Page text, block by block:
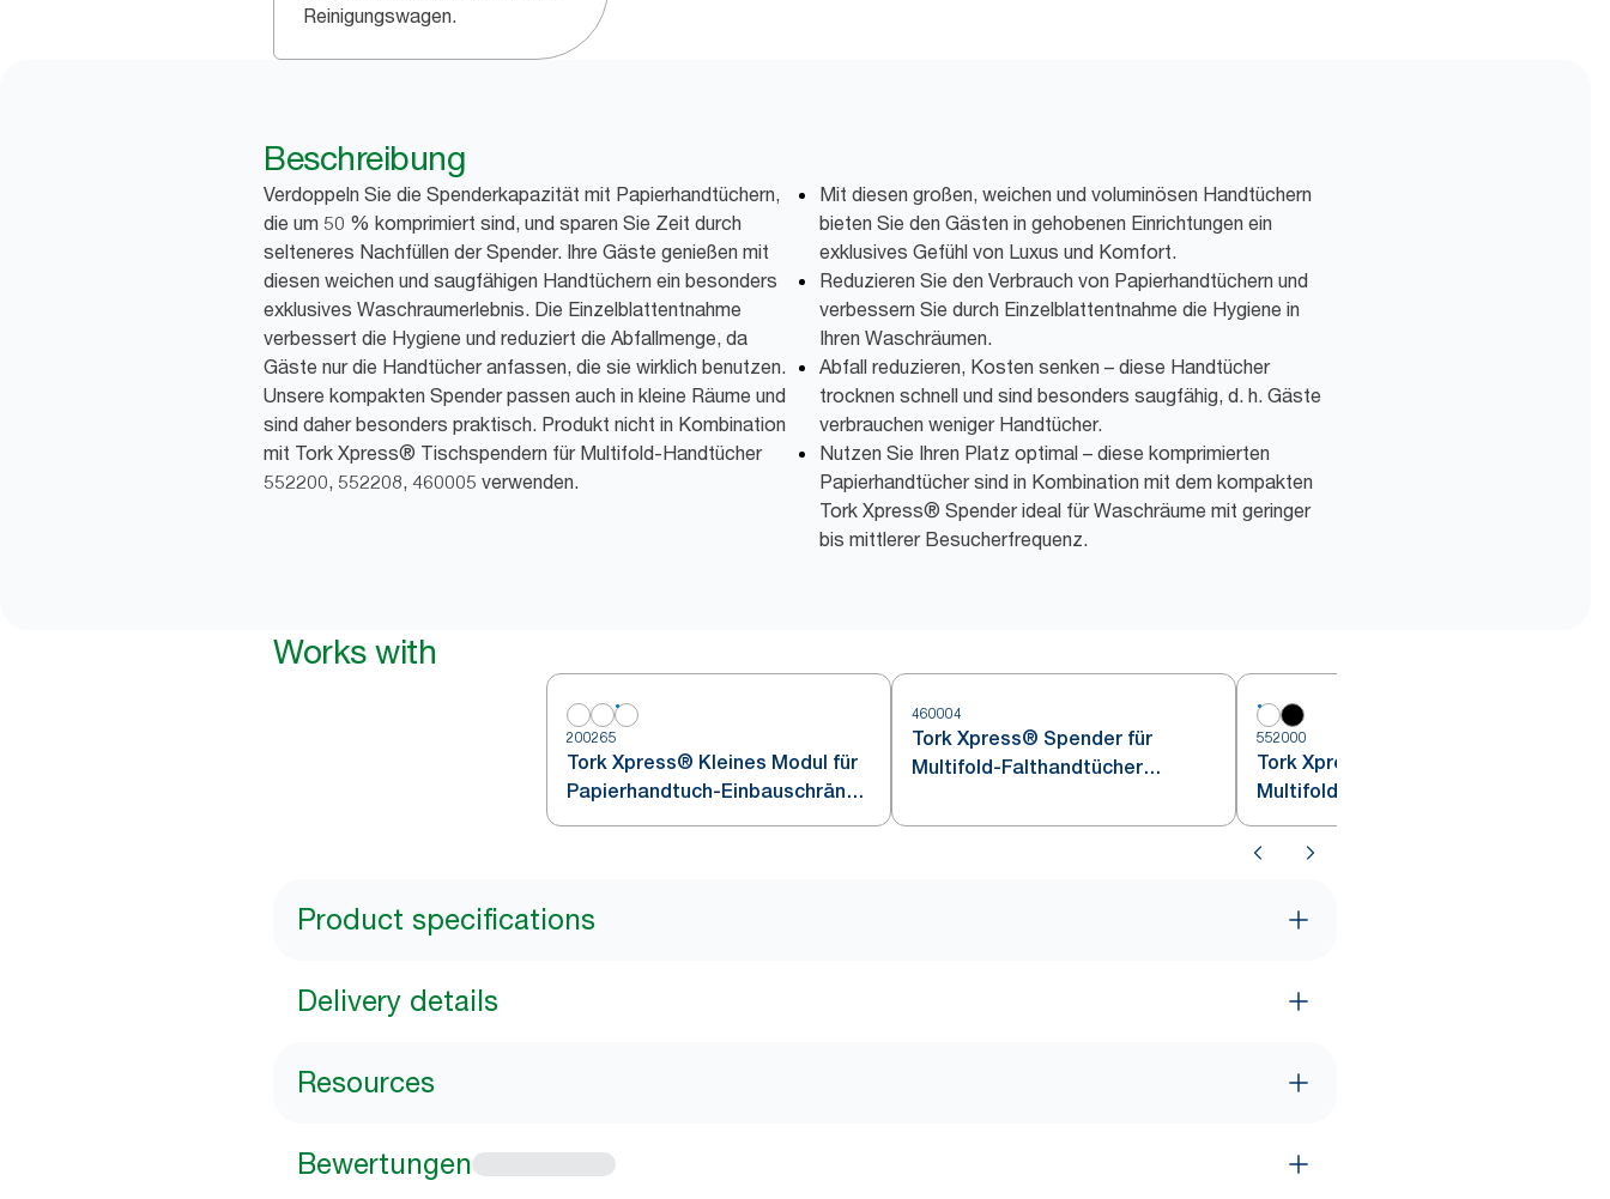
Reinigungswagen.
Beschreibung
Verdoppeln Sie die Spenderkapazität mit Papierhandtüchern,
die um 50 % komprimiert sind, und sparen Sie Zeit durch
selteneres Nachfüllen der Spender. Ihre Gäste genießen mit
diesen weichen und saugfähigen Handtüchern ein besonders
exklusives Waschraumerlebnis. Die Einzelblattentnahme
verbessert die Hygiene und reduziert die Abfallmenge, da
Gäste nur die Handtücher anfassen, die sie wirklich benutzen.
Unsere kompakten Spender passen auch in kleine Räume und
sind daher besonders praktisch. Produkt nicht in Kombination
mit Tork Xpress® Tischspendern für Multifold-Handtücher
552200, 552208, 460005 verwenden.
Mit diesen großen, weichen und voluminösen Handtüchern
bieten Sie den Gästen in gehobenen Einrichtungen ein
exklusives Gefühl von Luxus und Komfort.
Reduzieren Sie den Verbrauch von Papierhandtüchern und
verbessern Sie durch Einzelblattentnahme die Hygiene in
Ihren Waschräumen.
Abfall reduzieren, Kosten senken – diese Handtücher
trocknen schnell und sind besonders saugfähig, d. h. Gäste
verbrauchen weniger Handtücher.
Nutzen Sie Ihren Platz optimal – diese komprimierten
Papierhandtücher sind in Kombination mit dem kompakten
Tork Xpress® Spender ideal für Waschräume mit geringer
bis mittlerer Besucherfrequenz.
Works with
200265
Tork Xpress® Kleines Modul für
Papierhandtuch-Einbauschränke
Weiß H2
460004
Tork Xpress® Spender für
Multifold-Falthandtücher
552000
Tork Xpress® Spender für
Multifold-Handtücher Weiß H2
Product specifications
Delivery details
Resources
Bewertungen